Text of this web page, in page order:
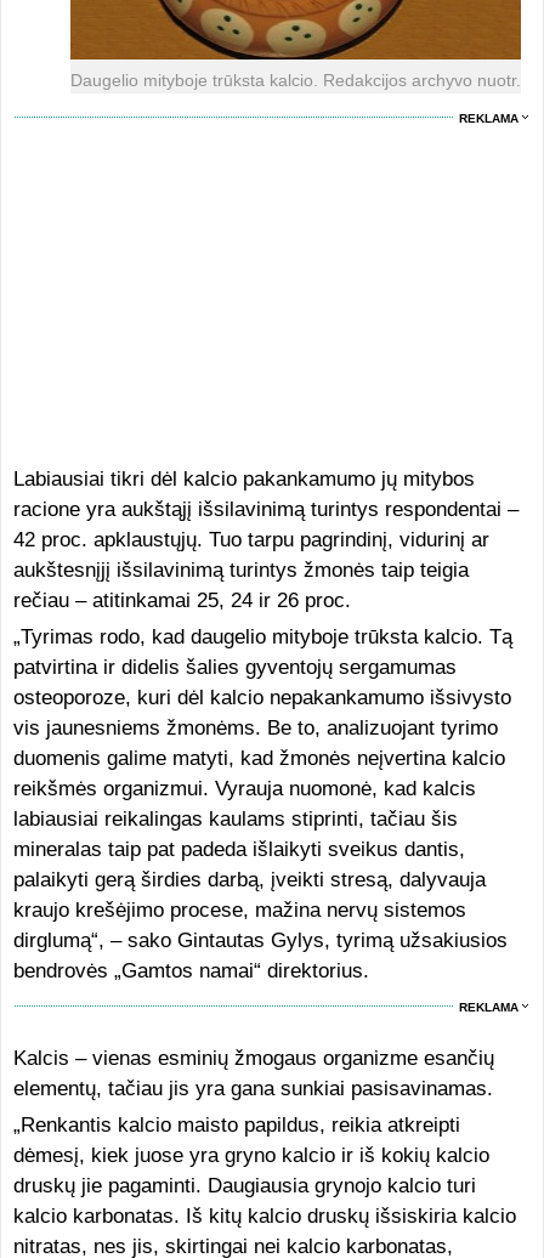
Daugelio mityboje trūksta kalcio. Redakcijos archyvo nuotr.
REKLAMA
Labiausiai tikri dėl kalcio pakankamumo jų mitybos
racione yra aukštąjį išsilavinimą turintys respondentai –
42 proc. apklaustųjų. Tuo tarpu pagrindinį, vidurinį ar
aukštesnįjį išsilavinimą turintys žmonės taip teigia
rečiau – atitinkamai 25, 24 ir 26 proc.
„Tyrimas rodo, kad daugelio mityboje trūksta kalcio. Tą
patvirtina ir didelis šalies gyventojų sergamumas
osteoporoze, kuri dėl kalcio nepakankamumo išsivysto
vis jaunesniems žmonėms. Be to, analizuojant tyrimo
duomenis galime matyti, kad žmonės neįvertina kalcio
reikšmės organizmui. Vyrauja nuomonė, kad kalcis
labiausiai reikalingas kaulams stiprinti, tačiau šis
mineralas taip pat padeda išlaikyti sveikus dantis,
palaikyti gerą širdies darbą, įveikti stresą, dalyvauja
kraujo krešėjimo procese, mažina nervų sistemos
dirglumą“, – sako Gintautas Gylys, tyrimą užsakiusios
bendrovės „Gamtos namai“ direktorius.
REKLAMA
Kalcis – vienas esminių žmogaus organizme esančių
elementų, tačiau jis yra gana sunkiai pasisavinamas.
„Renkantis kalcio maisto papildus, reikia atkreipti
dėmesį, kiek juose yra gryno kalcio ir iš kokių kalcio
druskų jie pagaminti. Daugiausia grynojo kalcio turi
kalcio karbonatas. Iš kitų kalcio druskų išsiskiria kalcio
nitratas, nes jis, skirtingai nei kalcio karbonatas,